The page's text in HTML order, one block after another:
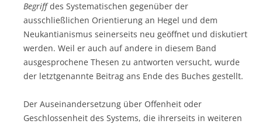
Begriffdes Systematischen gegenüber der
ausschließlichen Orientierung an Hegel und dem
Neukantianismus seinerseits neu geöffnet und diskutiert
werden. Weil er auch auf andere in diesem Band
ausgesprochene Thesen zu antworten versucht, wurde
der letztgenannte Beitrag ans Ende des Buches gestellt.
Der Auseinandersetzung über Offenheit oder
Geschlossenheit des Systems, die ihrerseits in weiteren